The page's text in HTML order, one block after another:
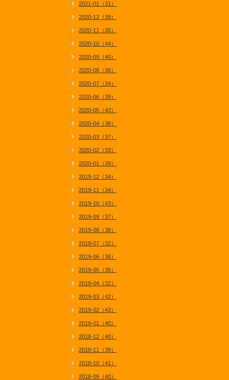
2021-01（31）
2020-12（39）
2020-11（35）
2020-10（44）
2020-09（40）
2020-08（36）
2020-07（34）
2020-06（39）
2020-05（43）
2020-04（38）
2020-03（37）
2020-02（33）
2020-01（39）
2019-12（34）
2019-11（34）
2019-10（43）
2019-09（37）
2019-08（38）
2019-07（32）
2019-06（36）
2019-05（35）
2019-04（32）
2019-03（42）
2019-02（43）
2019-01（40）
2018-12（40）
2018-11（39）
2018-10（41）
2018-09（40）